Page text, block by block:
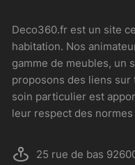
Deco360.fr est un site
habitation. Nos
gamme de meubles, un
proposons des liens
soin particulier est
leur respect des
25 rue de bas